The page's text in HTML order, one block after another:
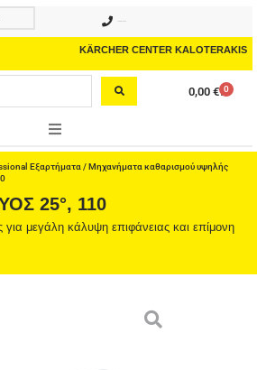
KÄRCHER CENTER KALOTERAKIS
0,00 € 0
Cart
Εξαρτήματα /Μηχανήματα καθαρισμού υψηλής
25°, 110
για μεγάλη κάλυψη επιφάνειας και επίμονη